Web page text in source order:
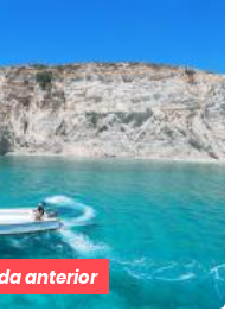
anterior